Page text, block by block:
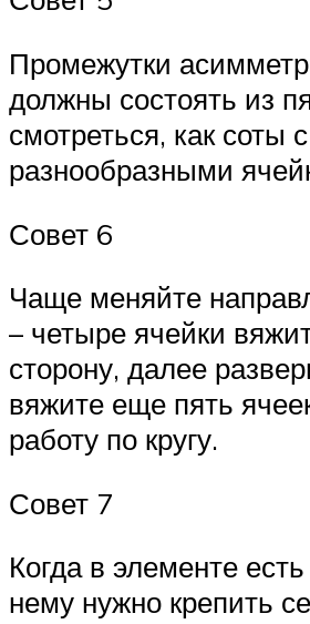
Промежутки
должны состоять из
смотреться, как соты с
разнообразными
Совет 6
Чаще меняйте
– четыре ячейки
сторону, далее
вяжите еще пять
работу по кругу.
Совет 7
Когда в элементе
нему нужно крепить